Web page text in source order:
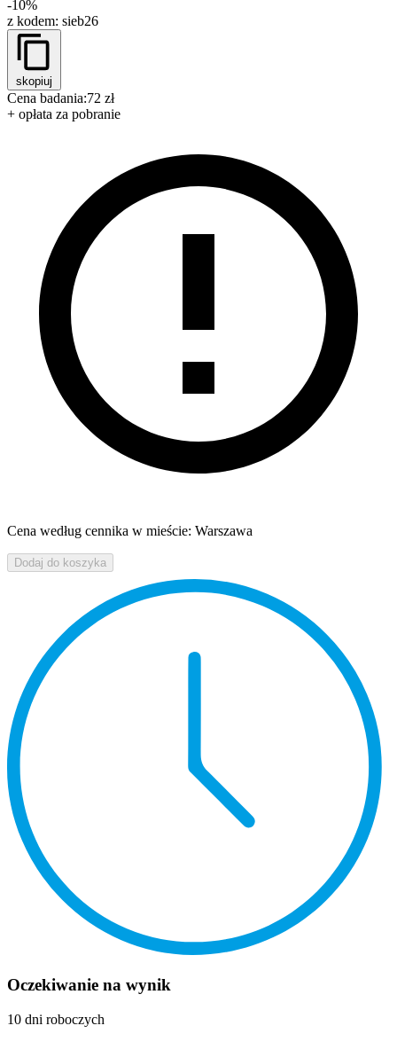
-10%
z kodem: sieb26
skopiuj
Cena badania:72 zł
+ opłata za pobranie
Cena według cennika w mieście: Warszawa
Dodaj do koszyka
Oczekiwanie na wynik
10 dni roboczych